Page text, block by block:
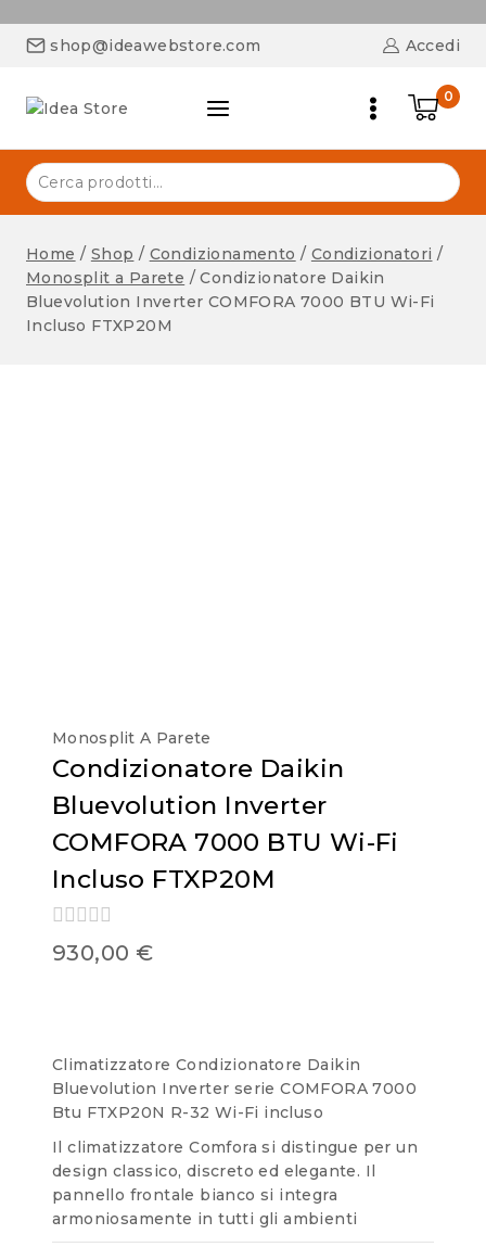
shop@ideawebstore.com Accedi
0
Home / Shop / Condizionamento / Condizionatori /
Monosplit a Parete / Condizionatore Daikin
Bluevolution Inverter COMFORA 7000 BTU Wi-Fi
Incluso FTXP20M
Monosplit A Parete
Condizionatore Daikin
Bluevolution Inverter
COMFORA 7000 BTU Wi-Fi
Incluso FTXP20M
0
out
930,00 €
Climatizzatore Condizionatore Daikin
Bluevolution Inverter serie COMFORA 7000
Btu FTXP20N R-32 Wi-Fi incluso
Il climatizzatore Comfora si distingue per un
design classico, discreto ed elegante. Il
pannello frontale bianco si integra
armoniosamente in tutti gli ambienti